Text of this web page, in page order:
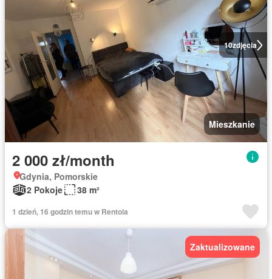
10zdjęcia
Mieszkanie
2 000 zł/month
Gdynia, Pomorskie
2 Pokoje
38 m²
1 dzień, 16 godzin temu w Rentola
Zaktualizowane